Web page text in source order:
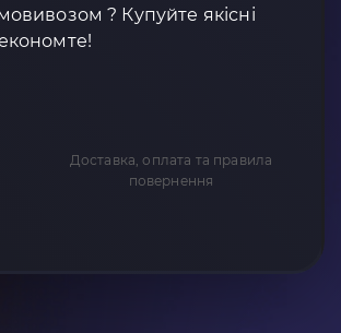
? Купуйте якісні
Доставка, оплата та правила
повернення